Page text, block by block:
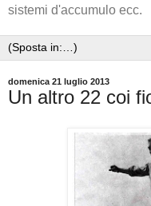
sistemi d'accumulo ecc.
domenica 21 luglio 2013
Un altro 22 coi